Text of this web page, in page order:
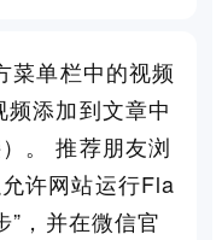
菜单栏中的视频
添加到文章中
。 推荐朋友浏
许网站运行Fla
”，并在微信官